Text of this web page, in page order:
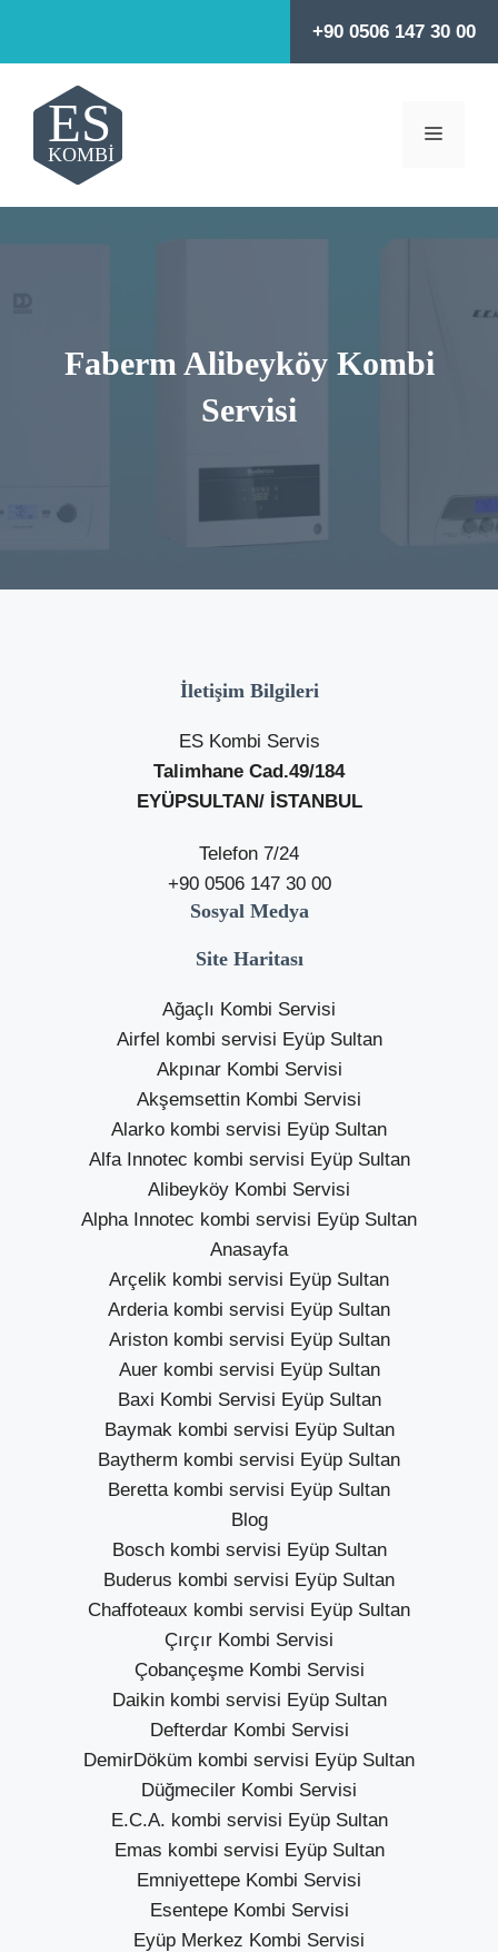
+90 0506 147 30 00
MENÜ
Faberm Alibeyköy Kombi
Servisi
İletişim Bilgileri
ES Kombi Servis
Talimhane Cad.49/184
EYÜPSULTAN/ İSTANBUL
Telefon 7/24
+90 0506 147 30 00
Sosyal Medya
Site Haritası
Ağaçlı Kombi Servisi
Airfel kombi servisi Eyüp Sultan
Akpınar Kombi Servisi
Akşemsettin Kombi Servisi
Alarko kombi servisi Eyüp Sultan
Alfa Innotec kombi servisi Eyüp Sultan
Alibeyköy Kombi Servisi
Alpha Innotec kombi servisi Eyüp Sultan
Anasayfa
Arçelik kombi servisi Eyüp Sultan
Arderia kombi servisi Eyüp Sultan
Ariston kombi servisi Eyüp Sultan
Auer kombi servisi Eyüp Sultan
Baxi Kombi Servisi Eyüp Sultan
Baymak kombi servisi Eyüp Sultan
Baytherm kombi servisi Eyüp Sultan
Beretta kombi servisi Eyüp Sultan
Blog
Bosch kombi servisi Eyüp Sultan
Buderus kombi servisi Eyüp Sultan
Chaffoteaux kombi servisi Eyüp Sultan
Çırçır Kombi Servisi
Çobançeşme Kombi Servisi
Daikin kombi servisi Eyüp Sultan
Defterdar Kombi Servisi
DemirDöküm kombi servisi Eyüp Sultan
Düğmeciler Kombi Servisi
E.C.A. kombi servisi Eyüp Sultan
Emas kombi servisi Eyüp Sultan
Emniyettepe Kombi Servisi
Esentepe Kombi Servisi
Eyüp Merkez Kombi Servisi